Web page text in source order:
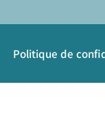
Politique de